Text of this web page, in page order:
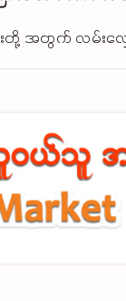
တို့ အတွက် လမ်းလျှ